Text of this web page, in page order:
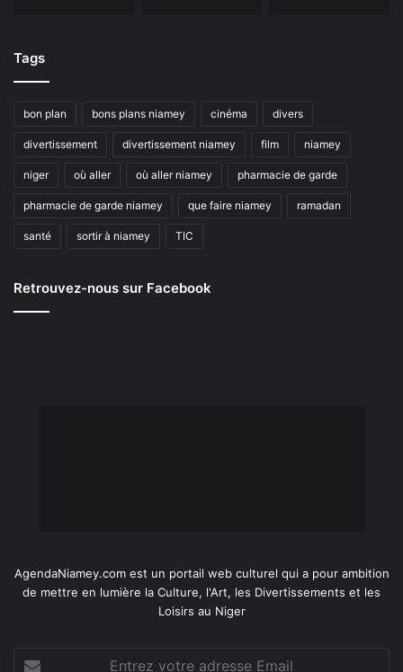
Tags
bon plan bons plans niamey cinéma divers
divertissement divertissement niamey film niamey
niger où aller où aller niamey pharmacie de garde
pharmacie de garde niamey que faire niamey ramadan
santé sortir à niamey TIC
Retrouvez-nous sur Facebook
AgendaNiamey.com est un portail web culturel qui a pour ambition
de mettre en lumière la Culture, l'Art, les Divertissements et les
Loisirs au Niger